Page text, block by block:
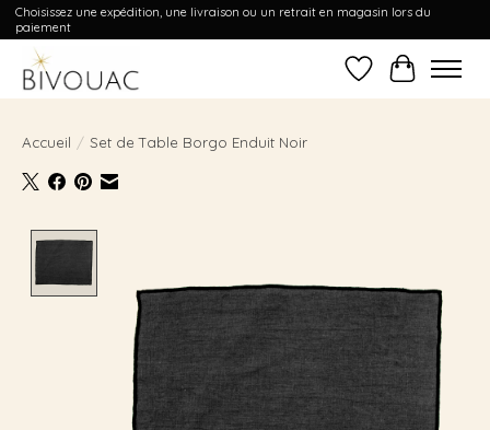
Choisissez une expédition, une livraison ou un retrait en magasin lors du
paiement
Liste dePanier
Accueil / Set de Table Borgo Enduit Noir